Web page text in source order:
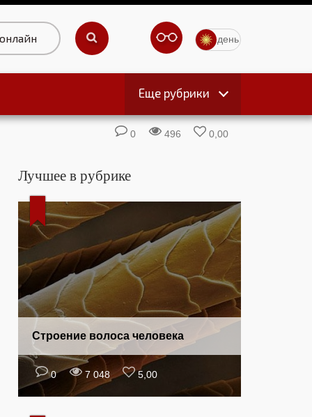
день
Еще рубрики
0 496 0,00
Лучшее в рубрике
0 7 048 5,00
Строение волоса человека